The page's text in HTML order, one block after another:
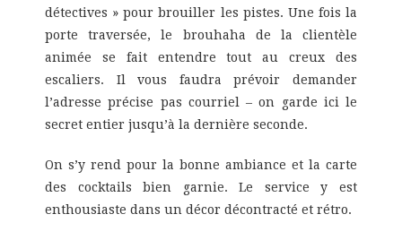
détectives » pour brouiller les pistes. Une fois la
porte traversée, le brouhaha de la clientèle
animée se fait entendre tout au creux des
escaliers. Il vous faudra prévoir demander
l’adresse précise pas courriel – on garde ici le
secret entier jusqu’à la dernière seconde.
On s’y rend pour la bonne ambiance et la carte
des cocktails bien garnie. Le service y est
enthousiaste dans un décor décontracté et rétro.